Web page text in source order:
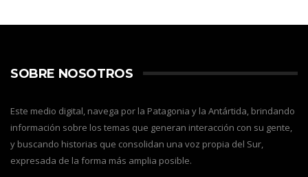
SOBRE NOSOTROS
Este medio digital, navega por la Patagonia y la Antártida, brindando
información sobre los temas que generan interacción con su gente,
y buscando historias que consolidan una voz propia del Sur,
expresada de la forma más amplia posible.